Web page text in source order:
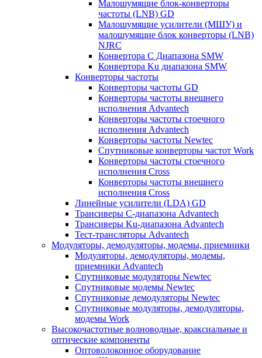
Малошумящие блок-конверторы
частоты (LNB) GD
Малошумящие усилители (МШУ) и
малошумящие блок конверторы (LNB)
NJRC
Конвертора C Диапазона SMW
Конвертора Ku диапазона SMW
Конверторы частоты
Конверторы частоты GD
Конверторы частоты внешнего
исполнения Advantech
Конверторы частоты стоечного
исполнения Advantech
Конверторы частоты Newtec
Спутниковые конверторы частот Work
Конверторы частоты стоечного
исполнения Cross
Конверторы частоты внешнего
исполнения Cross
Линейные усилители (LDA) GD
Трансиверы С-диапазона Advantech
Трансиверы Ku-диапазона Advantech
Тест-трансляторы Advantech
Модуляторы, демодуляторы, модемы, приемники
Модуляторы, демодуляторы, модемы,
приемники Advantech
Спутниковые модуляторы Newtec
Спутниковые модемы Newtec
Спутниковые демодуляторы Newtec
Спутниковые модуляторы, демодуляторы,
модемы Work
Высокочастотные волноводные, коаксиальные и
оптические компоненты
Оптоволоконное оборудование